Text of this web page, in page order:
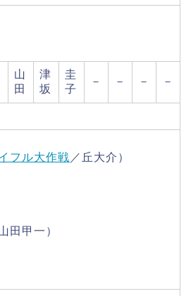
山
田
津
坂
圭
子
－ － － －
フル大作戦 ／丘大介）
田甲一）